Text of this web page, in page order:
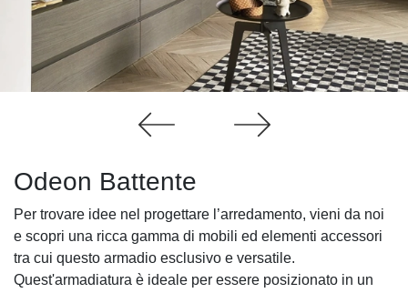
Odeon Battente
Per trovare idee nel progettare l’arredamento, vieni da noi
e scopri una ricca gamma di mobili ed elementi accessori
tra cui questo armadio esclusivo e versatile.
Quest'armadiatura è ideale per essere posizionato in un